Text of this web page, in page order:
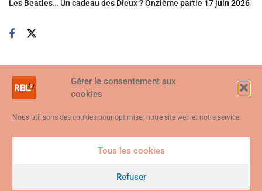
Gérer le consentement aux
cookies
Nous utilisons des cookies pour optimiser notre site web et notre service.
Tous les cookies
Refuser
Les Beatles… Un cadeau des Dieux ? Onzième partie 17 juin 2026
vous consentez à ce que des cookies soient utilisés. Visitez notre